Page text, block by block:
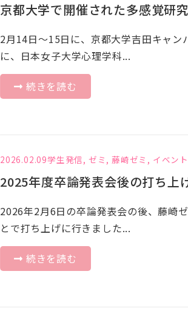
京都大学で開催された多感覚研
2月14日～15日に、京都大学吉田キャ
に、日本女子大学心理学科...
続きを読む
2026.02.09学生発信, ゼミ , 藤崎ゼミ , イベント
2025年度卒論発表会後の打ち上
2026年2月6日の卒論発表会の後、藤崎
とで打ち上げに行きました...
続きを読む